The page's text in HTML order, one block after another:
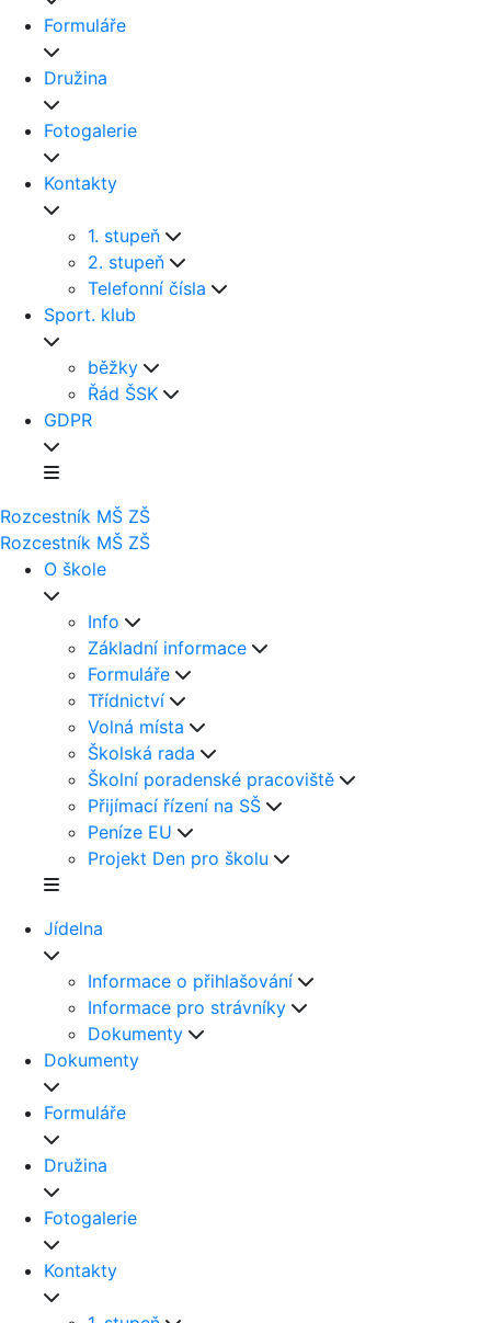
Formuláře
Družina
Fotogalerie
Kontakty
1. stupeň
2. stupeň
Telefonní čísla
Sport. klub
běžky
Řád ŠSK
GDPR
Rozcestník MŠ ZŠ
Rozcestník MŠ ZŠ
O škole
Info
Základní informace
Formuláře
Třídnictví
Volná místa
Školská rada
Školní poradenské pracoviště
Přijímací řízení na SŠ
Peníze EU
Projekt Den pro školu
Jídelna
Informace o přihlašování
Informace pro strávníky
Dokumenty
Dokumenty
Formuláře
Družina
Fotogalerie
Kontakty